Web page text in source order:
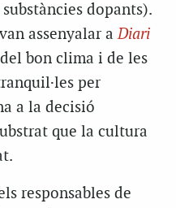
dopants).
assenyalar aDiari
bon clima i de les
per
a la decisió
que la cultura
responsables de